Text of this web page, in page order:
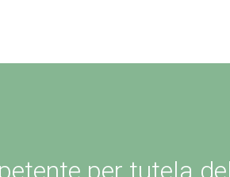
per tutela